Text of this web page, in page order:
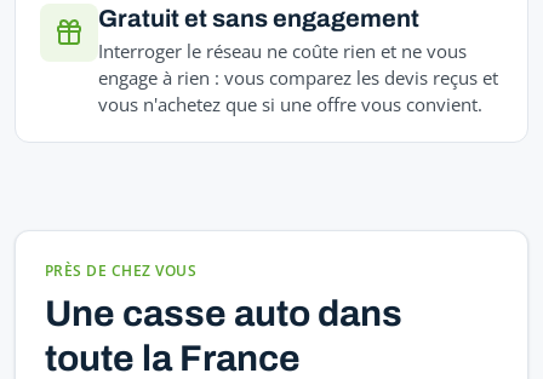
Gratuit et sans engagement
Interroger le réseau ne coûte rien et ne vous
engage à rien : vous comparez les devis reçus et
vous n'achetez que si une offre vous convient.
PRÈS DE CHEZ VOUS
Une casse auto dans
toute la France